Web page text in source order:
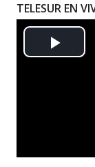
TELESUR EN